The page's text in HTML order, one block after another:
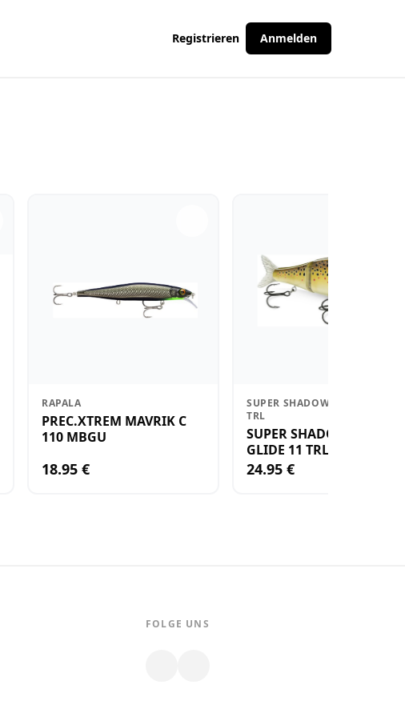
Registrieren Anmelden
RAPALA
PREC.XTREM MAVRIK C
110 MBGU
18.95 €
SUPER SHADOW RAP GLIDE 11
TRL
SUPER SHADOW RAP
GLIDE 11 TRL
24.95 €
FOLGE UNS